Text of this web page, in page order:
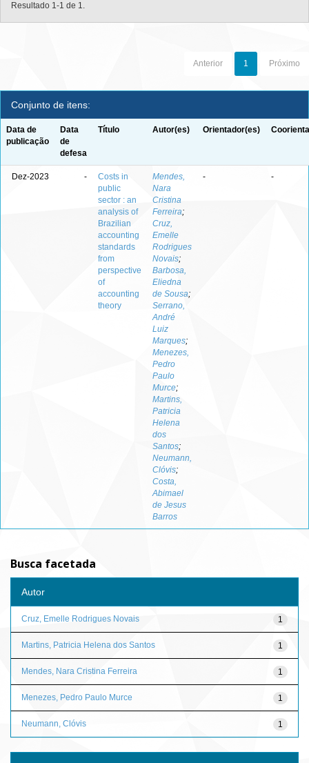
Resultado 1-1 de 1.
Anterior 1 Próximo
Conjunto de itens:
Data de
publicação
Data
de
defesa
Título Autor(es) Orientador(es)
Dez-2023 -
Costs in
public
sector : an
analysis of
Brazilian
accounting
standards
from
perspective
of
accounting
theory
Mendes,
Nara
Cristina
Ferreira;
Cruz,
Emelle
Rodrigues
Novais;
Barbosa,
Eliedna
de Sousa;
Serrano,
André
Luiz
Marques;
Menezes,
Pedro
Paulo
Murce;
Martins,
Patricia
Helena
dos
Santos;
Neumann,
Clóvis;
Costa,
Abimael
de Jesus
Barros
- -
Busca facetada
Autor
1
Cruz, Emelle Rodrigues Novais
1
Martins, Patricia Helena dos Santos
1
Mendes, Nara Cristina Ferreira
1
Menezes, Pedro Paulo Murce
1
Neumann, Clóvis